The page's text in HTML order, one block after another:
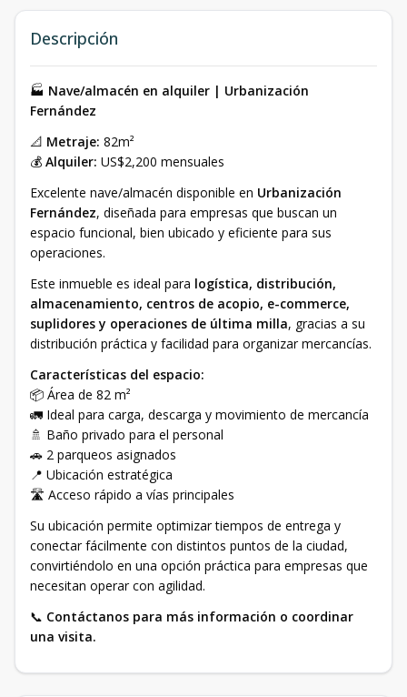
Descripción
🏭 Nave/almacén en alquiler | Urbanización
Fernández
📐 Metraje: 82m²
💰 Alquiler: US$2,200 mensuales
Excelente nave/almacén disponible en Urbanización
Fernández, diseñada para empresas que buscan un
espacio funcional, bien ubicado y eficiente para sus
operaciones.
Este inmueble es ideal para logística, distribución,
almacenamiento, centros de acopio, e-commerce,
suplidores y operaciones de última milla, gracias a su
distribución práctica y facilidad para organizar mercancías.
Características del espacio:
📦 Área de 82 m²
🚛 Ideal para carga, descarga y movimiento de mercancía
🚿 Baño privado para el personal
🚗 2 parqueos asignados
📍 Ubicación estratégica
🛣️ Acceso rápido a vías principales
Su ubicación permite optimizar tiempos de entrega y
conectar fácilmente con distintos puntos de la ciudad,
convirtiéndolo en una opción práctica para empresas que
necesitan operar con agilidad.
📞 Contáctanos para más información o coordinar
una visita.